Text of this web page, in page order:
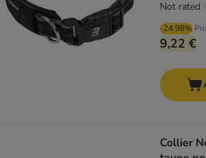
-24.98%
9,22 €
Not rated
Collier